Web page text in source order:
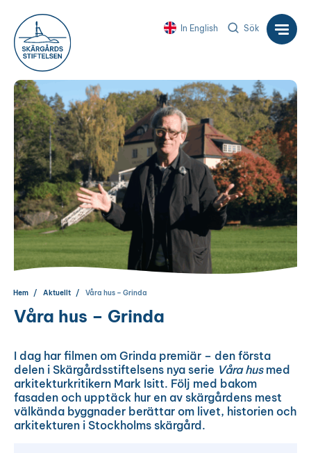
In English Sök
Hem Aktuellt Våra hus – Grinda
Våra hus – Grinda
I dag har filmen om Grinda premiär – den första
delen i Skärgårdsstiftelsens nya serie Våra husmed
arkitekturkritikern Mark Isitt. Följ med bakom
fasaden och upptäck hur en av skärgårdens mest
välkända byggnader berättar om livet, historien och
arkitekturen i Stockholms skärgård.